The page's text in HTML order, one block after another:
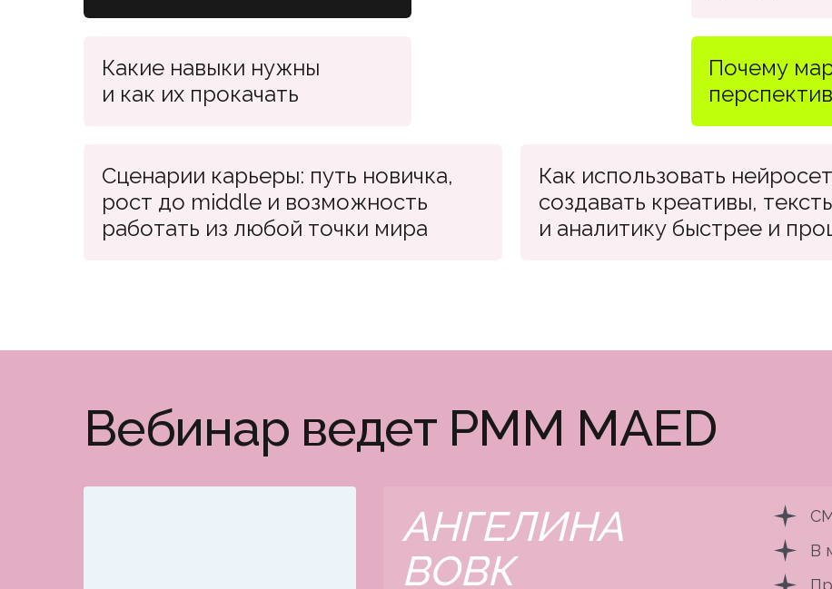
Почему
Какие навыки нужны
и как их прокачать
Сценарии карьеры: путь новичка,
рост до middle и возможность
работать из любой точки мира
Как использовать
создавать креативы,
и аналитику быстрее и
Вебинар ведет PMM MAED
АНГЕЛИНА
ВОВК
В